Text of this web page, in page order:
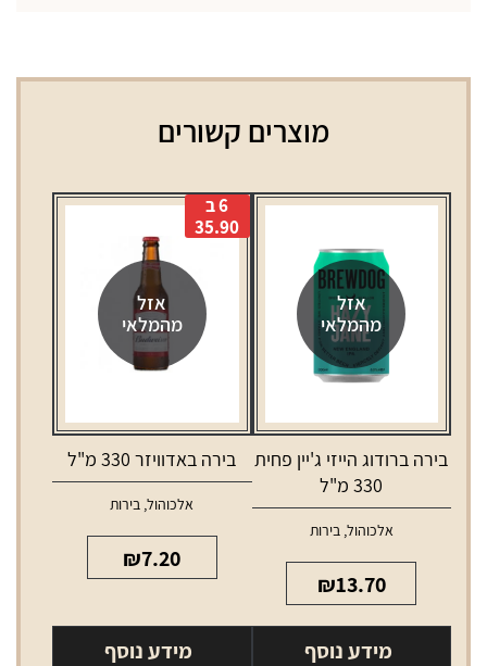
מוצרים קשורים
אזל
מהמלאי
בירה ברודוג הייזי ג'יין פחית
330 מ"ל
אלכוהול,בירות
₪13.70
מידע נוסף
אזל
מהמלאי
6 ב
35.90
בירה באדוויזר 330 מ"ל
אלכוהול, בירות
₪7.20
מידע נוסף